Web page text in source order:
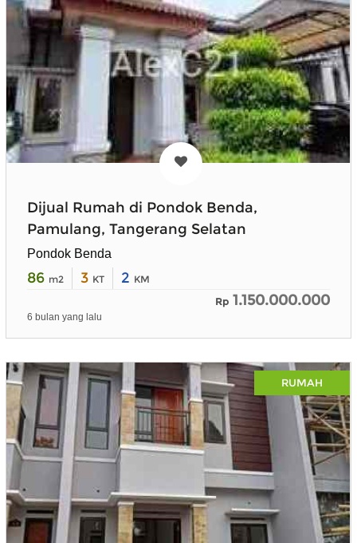
Dijual Rumah di Pondok Benda,
Pamulang, Tangerang Selatan
Pondok Benda
86 m2 3 KT 2 KM
Rp 1.150.000.000
6 bulan yang lalu
RUMAH